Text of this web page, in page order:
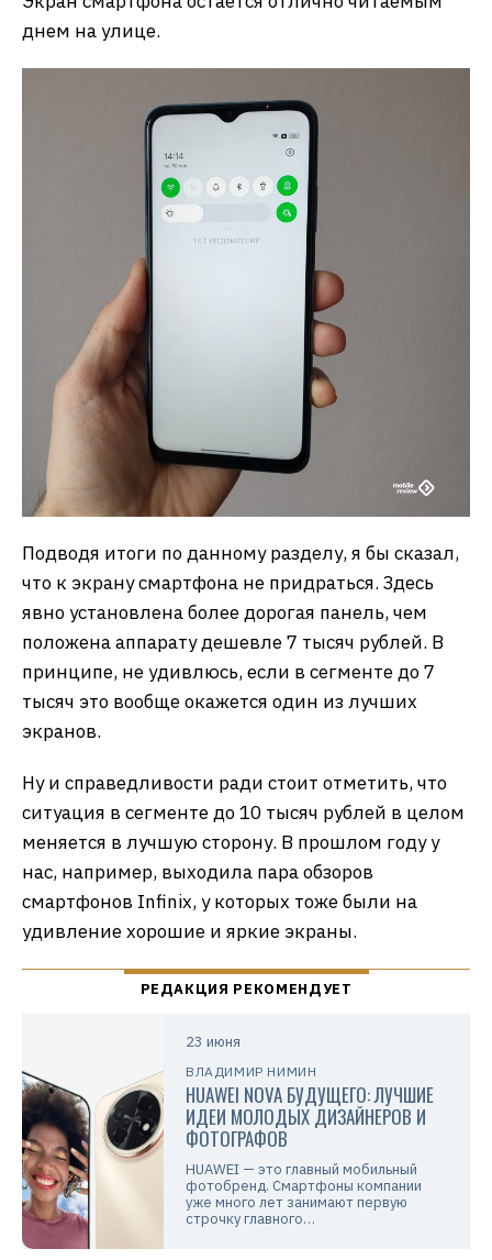
днем на улице.
Подводя итоги по данному разделу, я бы сказал,
что к экрану смартфона не придраться. Здесь
явно установлена более дорогая панель, чем
положена аппарату дешевле 7 тысяч рублей. В
принципе, не удивлюсь, если в сегменте до 7
тысяч это вообще окажется один из лучших
экранов.
Ну и справедливости ради стоит отметить, что
ситуация в сегменте до 10 тысяч рублей в целом
меняется в лучшую сторону. В прошлом году у
нас, например, выходила пара обзоров
смартфонов Infinix, у которых тоже были на
удивление хорошие и яркие экраны.
23 июня
ВЛАДИМИР НИМИН
HUAWEI NOVA БУДУЩЕГО: ЛУЧШИЕ
ИДЕИ МОЛОДЫХ ДИЗАЙНЕРОВ И
ФОТОГРАФОВ
HUAWEI — это главный мобильный
фотобренд. Смартфоны компании
уже много лет занимают первую
строчку главного…